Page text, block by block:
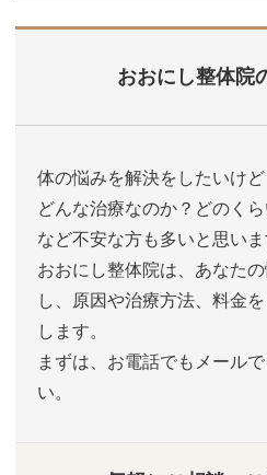
おおにし整体院
体の悩みを解決をしたいけど
どんな治療なのか？どのく
など不安な方も多いと思いま
おおにし整体院は、あなた
し、原因や治療方法、料金
します。
まずは、お電話でもメール
い。